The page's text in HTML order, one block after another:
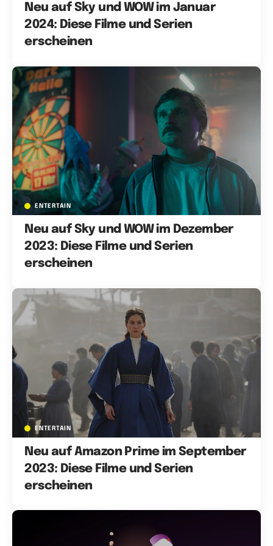
Neu auf Sky und WOW im Januar
2024: Diese Filme und Serien
erscheinen
ENTERTAIN
Neu auf Sky und WOW im Dezember
2023: Diese Filme und Serien
erscheinen
ENTERTAIN
Neu auf Amazon Prime im September
2023: Diese Filme und Serien
erscheinen